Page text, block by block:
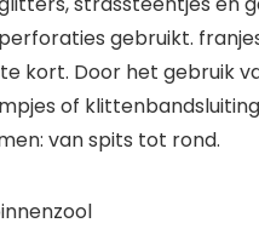
gebruikt.
kort. Door het gebruik
of
van spits tot rond.